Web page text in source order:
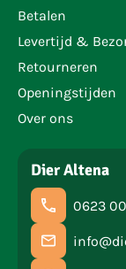
Betalen
Levertijd &
Retourneren
Openingstijden
Over ons
Dier Altena
0623